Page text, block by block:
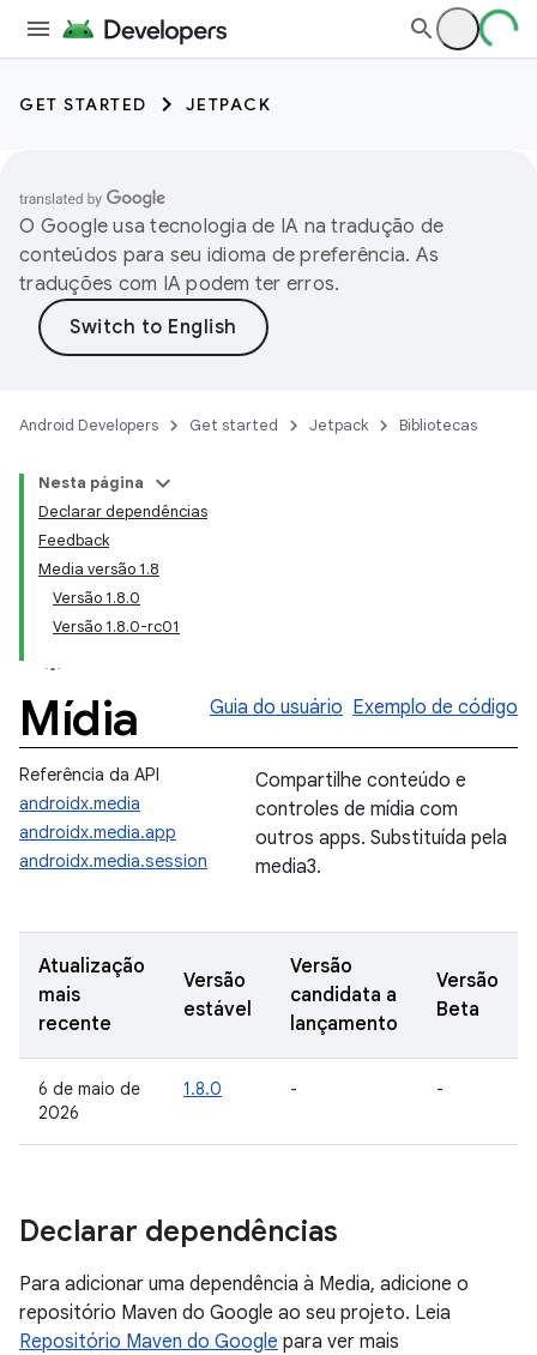
GET STARTED JETPACK
O Google usa tecnologia de IA na tradução de
conteúdos para seu idioma de preferência. As
traduções com IA podem ter erros.
Android Developers Get started Jetpack Bibliotecas
Nesta página
Declarar dependências
Feedback
Media versão 1.8
Versão 1.8.0
Versão 1.8.0-rc01
Mídia Guia do usuário Exemplo de código
Referência da API
androidx.media
androidx.media.app
androidx.media.session
Compartilhe conteúdo e
controles de mídia com
outros apps. Substituída pela
media3.
Atualização
mais
recente
Versão
estável
Versão
candidata a
lançamento
Versão
Beta
6 de maio de
2026
1.8.0 - -
Declarar dependências
Para adicionar uma dependência à Media, adicione o
repositório Maven do Google ao seu projeto. Leia
Repositório Maven do Google para ver mais